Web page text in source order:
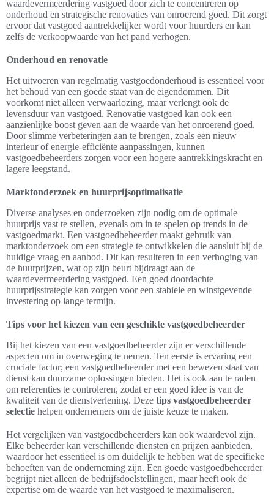
waardevermeerdering vastgoed door zich te concentreren op
onderhoud en strategische renovaties van onroerend goed. Dit zorgt
ervoor dat vastgoed aantrekkelijker wordt voor huurders en kan
zelfs de verkoopwaarde van het pand verhogen.
Onderhoud en renovatie
Het uitvoeren van regelmatig vastgoedonderhoud is essentieel voor
het behoud van een goede staat van de eigendommen. Dit
voorkomt niet alleen verwaarlozing, maar verlengt ook de
levensduur van vastgoed. Renovatie vastgoed kan ook een
aanzienlijke boost geven aan de waarde van het onroerend goed.
Door slimme verbeteringen aan te brengen, zoals een nieuw
interieur of energie-efficiënte aanpassingen, kunnen
vastgoedbeheerders zorgen voor een hogere aantrekkingskracht en
lagere leegstand.
Marktonderzoek en huurprijsoptimalisatie
Diverse analyses en onderzoeken zijn nodig om de optimale
huurprijs vast te stellen, evenals om in te spelen op trends in de
vastgoedmarkt. Een vastgoedbeheerder maakt gebruik van
marktonderzoek om een strategie te ontwikkelen die aansluit bij de
huidige vraag en aanbod. Dit kan resulteren in een verhoging van
de huurprijzen, wat op zijn beurt bijdraagt aan de
waardevermeerdering vastgoed. Een goed doordachte
huurprijsstrategie kan zorgen voor een stabiele en winstgevende
investering op lange termijn.
Tips voor het kiezen van een geschikte vastgoedbeheerder
Bij het kiezen van een vastgoedbeheerder zijn er verschillende
aspecten om in overweging te nemen. Ten eerste is ervaring een
cruciale factor; een vastgoedbeheerder met een bewezen staat van
dienst kan duurzame oplossingen bieden. Het is ook aan te raden
om referenties te controleren, zodat er een goed idee is van de
kwaliteit van de dienstverlening. Deze tips vastgoedbeheerder
selectie helpen ondernemers om de juiste keuze te maken.
Het vergelijken van vastgoedbeheerders kan ook waardevol zijn.
Elke beheerder kan verschillende diensten en prijzen aanbieden,
waardoor het essentieel is om duidelijk te hebben wat de specifieke
behoeften van de onderneming zijn. Een goede vastgoedbeheerder
begrijpt niet alleen de bedrijfsdoelstellingen, maar heeft ook de
expertise om de waarde van het vastgoed te maximaliseren.